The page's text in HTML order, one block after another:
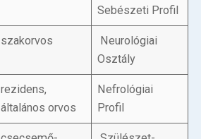
Sebészeti Profil
szakorvos
Neurológiai
Osztály
rezidens,
általános orvos
Nefrológiai
Profil